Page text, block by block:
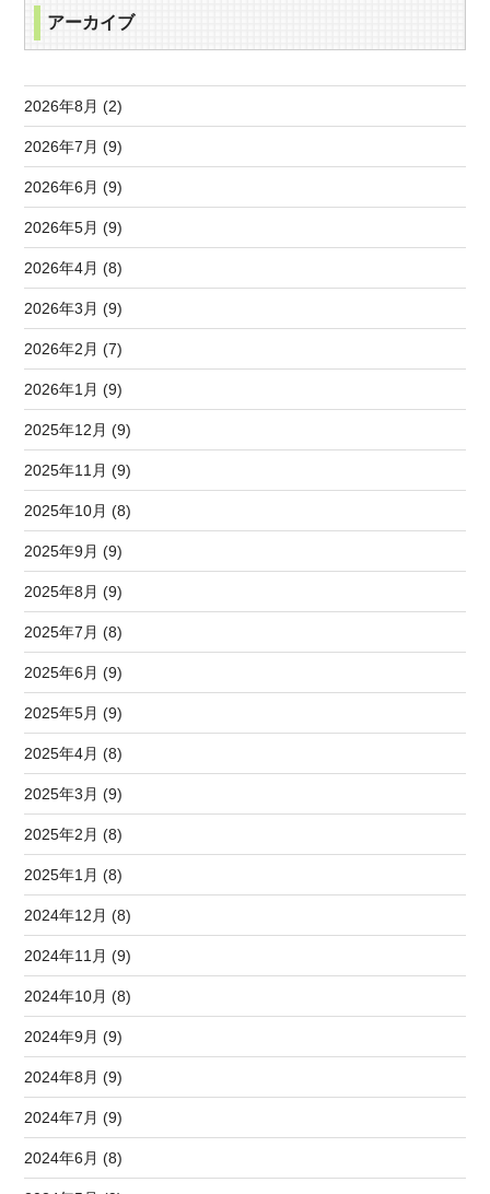
アーカイブ
2026年8月 (2)
2026年7月 (9)
2026年6月 (9)
2026年5月 (9)
2026年4月 (8)
2026年3月 (9)
2026年2月 (7)
2026年1月 (9)
2025年12月 (9)
2025年11月 (9)
2025年10月 (8)
2025年9月 (9)
2025年8月 (9)
2025年7月 (8)
2025年6月 (9)
2025年5月 (9)
2025年4月 (8)
2025年3月 (9)
2025年2月 (8)
2025年1月 (8)
2024年12月 (8)
2024年11月 (9)
2024年10月 (8)
2024年9月 (9)
2024年8月 (9)
2024年7月 (9)
2024年6月 (8)